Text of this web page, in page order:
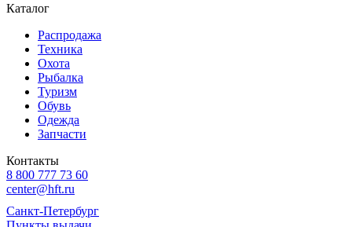
Каталог
Распродажа
Техника
Охота
Рыбалка
Туризм
Обувь
Одежда
Запчасти
Контакты
8 800 777 73 60
center@hft.ru
Санкт-Петербург